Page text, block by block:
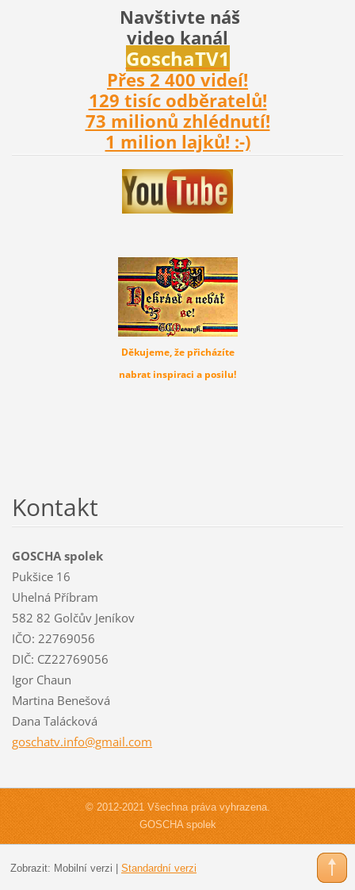
Navštivte náš
video kanál
GoschaTV1
Přes 2 400 videí!
129 tisíc odběratelů!
73 milionů zhlédnutí!
1 milion lajků! :-)
Děkujeme, že přicházíte
nabrat inspiraci a posilu!
Kontakt
GOSCHA spolek
Pukšice 16
Uhelná Příbram
582 82 Golčův Jeníkov
IČO: 22769056
DIČ: CZ22769056
Igor Chaun
Martina Benešová
Dana Talácková
goschatv.info@gmail.com
© 2012-2021 Všechna práva vyhrazena.
GOSCHA spolek
Zobrazit: Mobilní verzi Standardní verzi